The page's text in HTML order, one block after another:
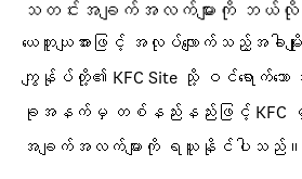
သတင်းအချက်အလက်များကို ဘယ်
ယေဘူယျအားဖြင့် အလုပ်လျောက်သည့်အခါမ
ကျွန်ုပ်တို့၏ KFC Site သို့ ဝင်ရောက်သေ
ခုအနက်မှ တစ်နည်းနည်းဖြင့် KFC
အချက်အလက်များကို ရယူနိုင်ပါသည်။